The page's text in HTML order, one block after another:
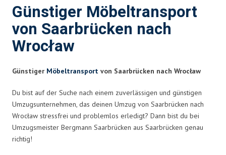
Günstiger Möbeltransport
von Saarbrücken nach
Wrocław
Günstiger Möbeltransport von Saarbrücken nach Wrocław
Du bist auf der Suche nach einem zuverlässigen und günstigen
Umzugsunternehmen, das deinen Umzug von Saarbrücken nach
Wrocław stressfrei und problemlos erledigt? Dann bist du bei
Umzugsmeister Bergmann Saarbrücken aus Saarbrücken genau
richtig!